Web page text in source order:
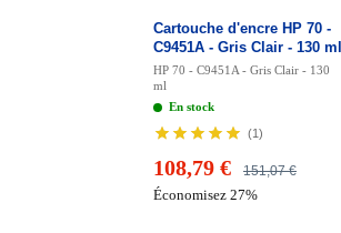
Cartouche d'encre HP 70 -
C9451A - Gris Clair - 130 ml
HP 70 - C9451A - Gris Clair - 130
ml
En stock
(1)
151,07 €
108,79 €
Économisez 27%